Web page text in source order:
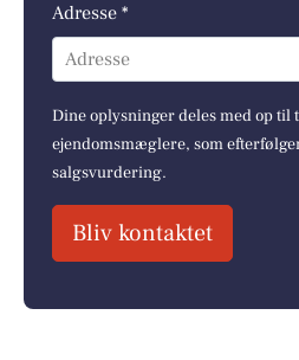
Adresse *
Adresse
Dine oplysninger deles med op til
ejendomsmæglere, som
salgsvurdering.
Bliv kontaktet